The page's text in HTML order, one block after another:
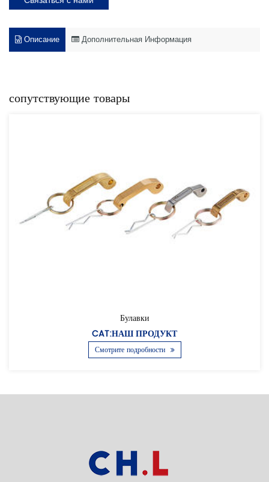
Описание Дополнительная Информация
сопутствующие товары
Булавки
CAT:НАШ ПРОДУКТ
Смотрите подробности